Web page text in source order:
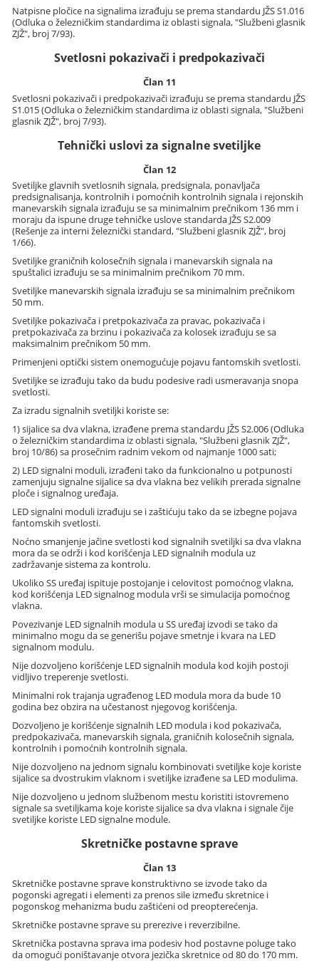
Natpisne pločice na signalima izrađuju se prema standardu JŽS S1.016
(Odluka o železničkim standardima iz oblasti signala, "Službeni glasnik
ZJŽ", broj 7/93).
Svetlosni pokazivači i predpokazivači
Član 11
Svetlosni pokazivači i predpokazivači izrađuju se prema standardu JŽS
S1.015 (Odluka o železničkim standardima iz oblasti signala, "Službeni
glasnik ZJŽ", broj 7/93).
Tehnički uslovi za signalne svetiljke
Član 12
Svetiljke glavnih svetlosnih signala, predsignala, ponavljača
predsignalisanja, kontrolnih i pomoćnih kontrolnih signala i rejonskih
manevarskih signala izrađuju se sa minimalnim prečnikom 136 mm i
moraju da ispune druge tehničke uslove standarda JŽS S2.009
(Rešenje za interni železnički standard, "Službeni glasnik ZJŽ", broj
1/66).
Svetiljke graničnih kolosečnih signala i manevarskih signala na
spuštalici izrađuju se sa minimalnim prečnikom 70 mm.
Svetiljke manevarskih signala izrađuju se sa minimalnim prečnikom
50 mm.
Svetiljke pokazivača i pretpokazivača za pravac, pokazivača i
pretpokazivača za brzinu i pokazivača za kolosek izrađuju se sa
maksimalnim prečnikom 50 mm.
Primenjeni optički sistem onemogućuje pojavu fantomskih svetlosti.
Svetiljke se izrađuju tako da budu podesive radi usmeravanja snopa
svetlosti.
Za izradu signalnih svetiljki koriste se:
1) sijalice sa dva vlakna, izrađene prema standardu JŽS S2.006 (Odluka
o železničkim standardima iz oblasti signala, "Službeni glasnik ZJŽ",
broj 10/86) sa prosečnim radnim vekom od najmanje 1000 sati;
2) LED signalni moduli, izrađeni tako da funkcionalno u potpunosti
zamenjuju signalne sijalice sa dva vlakna bez velikih prerada signalne
ploče i signalnog uređaja.
LED signalni moduli izrađuju se i zaštićuju tako da se izbegne pojava
fantomskih svetlosti.
Noćno smanjenje jačine svetlosti kod signalnih svetiljki sa dva vlakna
mora da se održi i kod korišćenja LED signalnih modula uz
zadržavanje sistema za kontrolu.
Ukoliko SS uređaj ispituje postojanje i celovitost pomoćnog vlakna,
kod korišćenja LED signalnog modula vrši se simulacija pomoćnog
vlakna.
Povezivanje LED signalnih modula u SS uređaj izvodi se tako da
minimalno mogu da se generišu pojave smetnje i kvara na LED
signalnom modulu.
Nije dozvoljeno korišćenje LED signalnih modula kod kojih postoji
vidljivo treperenje svetlosti.
Minimalni rok trajanja ugrađenog LED modula mora da bude 10
godina bez obzira na učestanost njegovog korišćenja.
Dozvoljeno je korišćenje signalnih LED modula i kod pokazivača,
predpokazivača, manevarskih signala, graničnih kolosečnih signala,
kontrolnih i pomoćnih kontrolnih signala.
Nije dozvoljeno na jednom signalu kombinovati svetiljke koje koriste
sijalice sa dvostrukim vlaknom i svetiljke izrađene sa LED modulima.
Nije dozvoljeno u jednom službenom mestu koristiti istovremeno
signale sa svetiljkama koje koriste sijalice sa dva vlakna i signale čije
svetiljke koriste LED signalne module.
Skretničke postavne sprave
Član 13
Skretničke postavne sprave konstruktivno se izvode tako da
pogonski agregati i elementi za prenos sile između skretnice i
pogonskog mehanizma budu zaštićeni od preopterećenja.
Skretničke postavne sprave su prerezive i reverzibilne.
Skretnička postavna sprava ima podesiv hod postavne poluge tako
da omogući poništavanje otvora jezička skretnice od 80 do 170 mm.